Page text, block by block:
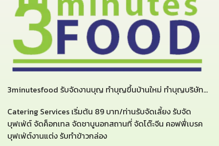
3minutesfood รับจัดงานบุญ ทำบุญขึ้นบ้านใหม่ ทำบุญบริษัท...
Catering Services เริ่มต้น 89 บาท/ท่านรับจัดเลี้ยง รับจัด
บุฟเฟ่ต์ จัดค็อกเทล จัดชาบูนอกสถานที่ จัดโต๊ะจีน คอฟฟี่เบรค
บุฟเฟ่ต์งานแต่ง รับทำข้าวกล่อง